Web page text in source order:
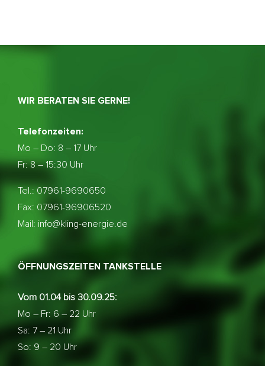
WIR BERATEN SIE GERNE!
Telefonzeiten:
Mo – Do: 8 – 17 Uhr
Fr: 8 – 15:30 Uhr
Tel.: 07961-9690650
Fax: 07961-96906520
Mail: info@kling-energie.de
ÖFFNUNGSZEITEN TANKSTELLE
Vom 01.04 bis 30.09.25:
Mo – Fr: 6 – 22 Uhr
Sa: 7 – 21 Uhr
So: 9 – 20 Uhr